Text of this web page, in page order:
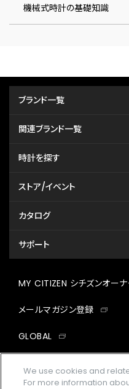
機械式時計の基礎知識
ブランド一覧
関連ブランド一覧
時計を探す
ストア/イベント
カタログ
サポート
MY CITIZEN シチズンオーナ
メールマガジン登録
GLOBAL
We use cookies and
For more information